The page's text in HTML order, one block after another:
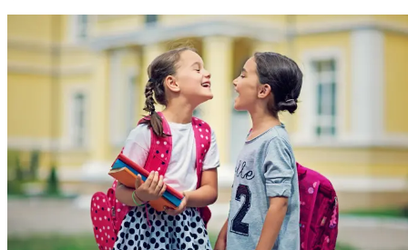
Søk
Åpningstider
Praktisk informasjon
Ledige stillinger
Magasin